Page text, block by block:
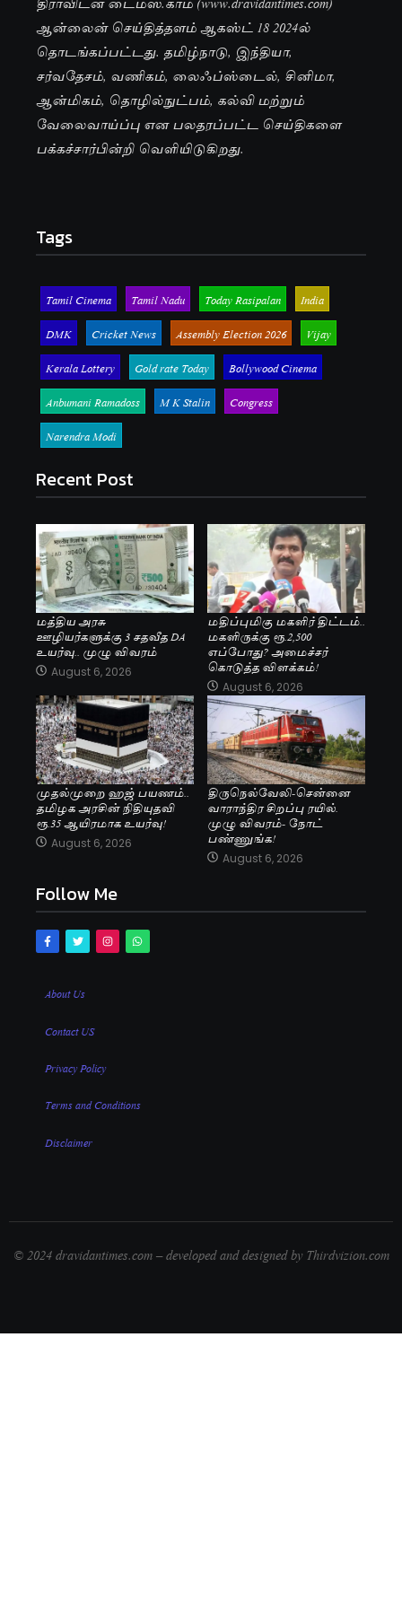
ஆன்லைன் செய்தித்தளம் ஆகஸ்ட் 18 2024ல்
தொடங்கப்பட்டது. தமிழ்நாடு, இந்தியா,
சர்வதேசம், வணிகம், லைஃப்ஸ்டைல், சினிமா,
ஆன்மிகம், தொழில்நுட்பம், கல்வி மற்றும்
வேலைவாய்ப்பு என பலதரப்பட்ட செய்திகளை
பக்கச்சார்பின்றி வெளியிடுகிறது.
Tags
Tamil Cinema Tamil Nadu Today Rasipalan
India
DMK
Cricket News Assembly Election 2026
Vijay
Kerala Lottery
Gold rate Today
Bollywood Cinema
Anbumani Ramadoss
M K Stalin
Congress
Narendra Modi
Recent Post
மத்திய அரசு
ஊழியர்களுக்கு 3 சதவீத DA
உயர்வு.. முழு விவரம்
August 6, 2026
மதிப்புமிகு மகளிர் திட்டம்..
மகளிருக்கு ரூ.2,500
எப்போது? அமைச்சர்
கொடுத்த விளக்கம்!
August 6, 2026
முதல்முறை ஹஜ் பயணம்..
தமிழக அரசின் நிதியுதவி
ரூ.35 ஆயிரமாக உயர்வு!
August 6, 2026
திருநெல்வேலி-சென்னை
வாராந்திர சிறப்பு ரயில்.
முழு விவரம்- நோட்
பண்ணுங்க!
August 6, 2026
Follow Me
About Us
Contact US
Privacy Policy
Terms and Conditions
Disclaimer
© 2024 dravidantimes.com – developed and designed by Thirdvizion.com